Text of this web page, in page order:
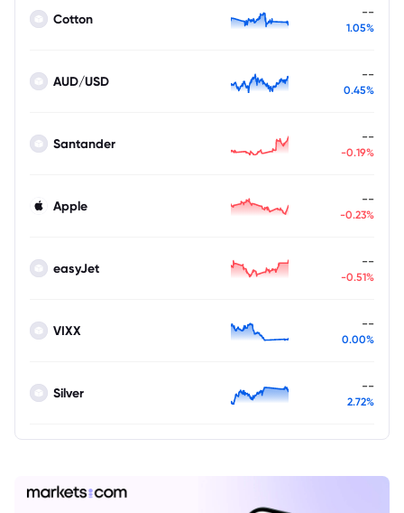
Cotton --
1.05%
AUD/USD --
0.45%
Santander --
-0.19%
Apple --
-0.23%
easyJet --
-0.51%
VIXX --
0.00%
Silver --
2.72%